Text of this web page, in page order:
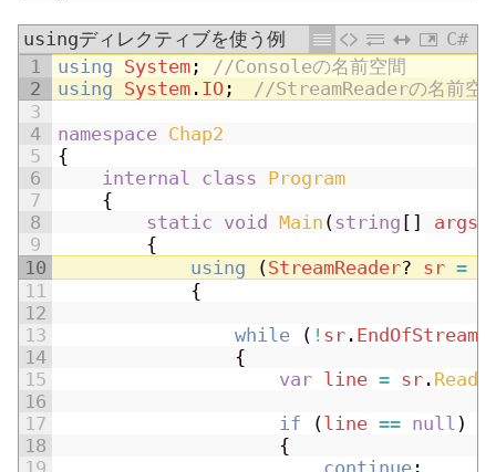
usingディレクティブを使う例
C#
1
2
3
4
5
6
7
8
9
10
11
12
13
14
15
16
17
18
19
using System ;
//Consoleの名前空間
using System . IO ; //StreamReaderの名前空
namespace Chap2
{
internal
class Program
{
static void Main (string [ ] args
{
using
(StreamReader? sr =
{
while
( ! sr . EndOfStream
{
var line = sr .
if
(line == null )
{
continue ;